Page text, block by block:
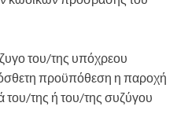
του/της υπόχρεου
προϋπόθεση η παροχή
του/της ή του/της συζύγου